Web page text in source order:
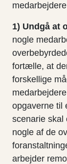
1) Undgå at
nogle
fortælle, at
forskellige
opgaverne til
scenarie
nogle af de
arbejder